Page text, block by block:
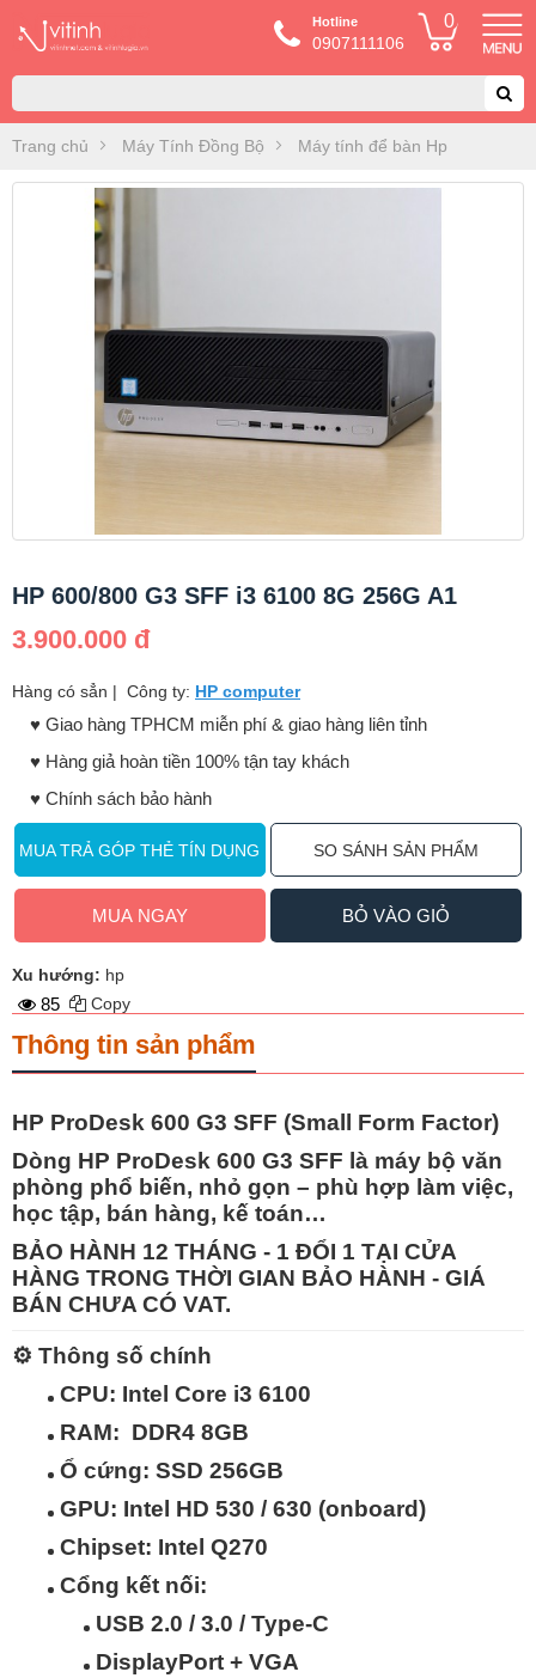
Hotline
0907111106
0
Trang chủ Máy Tính Đồng Bộ Máy tính để bàn Hp
HP 600/800 G3 SFF i3 6100 8G 256G A1
3.900.000 đ
Hàng có sẳn | Công ty: HP computer
♥️ Giao hàng TPHCM miễn phí & giao hàng liên tỉnh
♥️ Hàng giả hoàn tiền 100% tận tay khách
♥️ Chính sách bảo hành
MUA TRẢ GÓP THẺ TÍN DỤNG SO SÁNH SẢN PHẨM
MUA NGAY BỎ VÀO GIỎ
Xu hướng: hp
85 Copy
Thông tin sản phẩm
HP ProDesk 600 G3 SFF (Small Form Factor)
Dòng HP ProDesk 600 G3 SFF là máy bộ văn
phòng phổ biến, nhỏ gọn – phù hợp làm việc,
học tập, bán hàng, kế toán…
BẢO HÀNH 12 THÁNG - 1 ĐỔI 1 TẠI CỬA
HÀNG TRONG THỜI GIAN BẢO HÀNH - GIÁ
BÁN CHƯA CÓ VAT.
⚙️ Thông số chính
CPU: Intel Core i3 6100
RAM: DDR4 8GB
Ổ cứng: SSD 256GB
GPU: Intel HD 530 / 630 (onboard)
Chipset: Intel Q270
Cổng kết nối:
USB 2.0 / 3.0 / Type-C
DisplayPort + VGA